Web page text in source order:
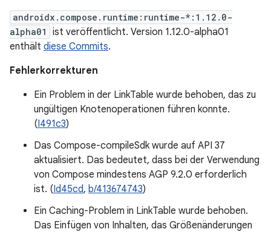
androidx.compose.runtime:runtime-*:1.12.0-
alpha01
ist veröffentlicht. Version 1.12.0-alpha01
enthält diese Commits.
Fehlerkorrekturen
Ein Problem in der LinkTable wurde behoben, das zu
ungültigen Knotenoperationen führen konnte.
(I491c3)
Das Compose-compileSdk wurde auf API 37
aktualisiert. Das bedeutet, dass bei der Verwendung
von Compose mindestens AGP 9.2.0 erforderlich
ist. (Id45cd, b/413674743)
Ein Caching-Problem in LinkTable wurde behoben.
Das Einfügen von Inhalten, das Größenänderungen